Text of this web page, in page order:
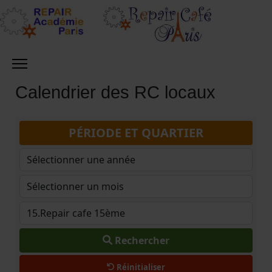
Calendrier des RC locaux
PÉRIODE ET QUARTIER
Rechercher
Réinitialiser